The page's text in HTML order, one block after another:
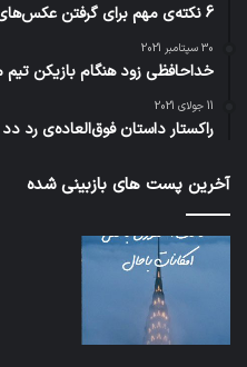
6 نکته‌ی مهم برای گرفتن عکس‌های جذاب‌تر در سفر
30 سپتامبر 2021
خداحافظی زود هنگام بازیکن تیم
11 جولای 2021
راکستار داستان فوق‌العاده‌ی رد
آخرین پست های بازبینی شده